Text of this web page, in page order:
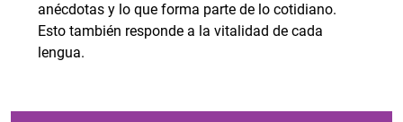
anécdotas y lo que forma parte de lo cotidiano.
Esto también responde a la vitalidad de cada
lengua.